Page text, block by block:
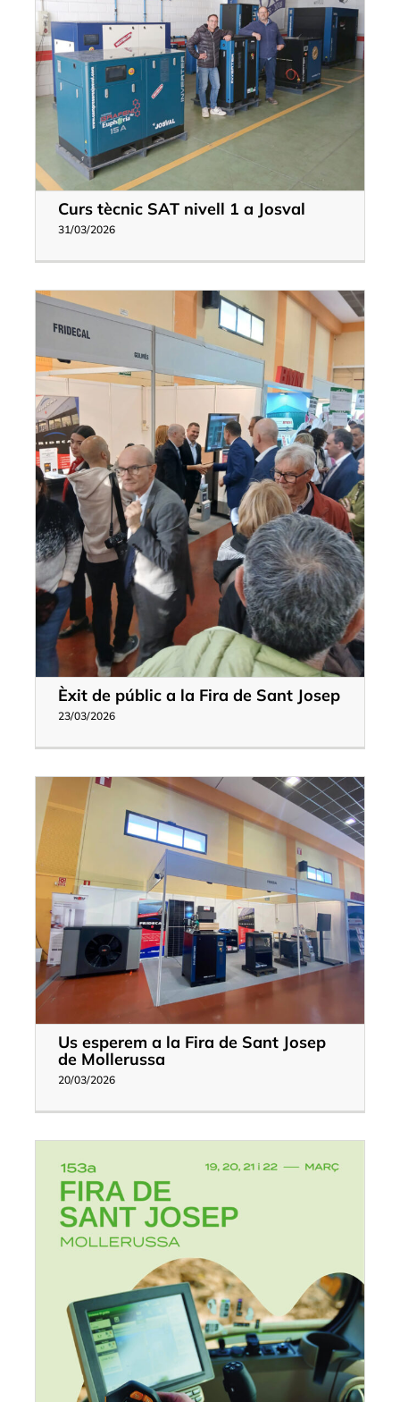
Curs tècnic SAT nivell 1 a Josval
31/03/2026
Èxit de públic a la Fira de Sant Josep
23/03/2026
Us esperem a la Fira de Sant Josep
de Mollerussa
20/03/2026